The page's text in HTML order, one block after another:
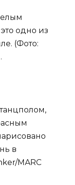
одно из
(Фото:
в
MARC